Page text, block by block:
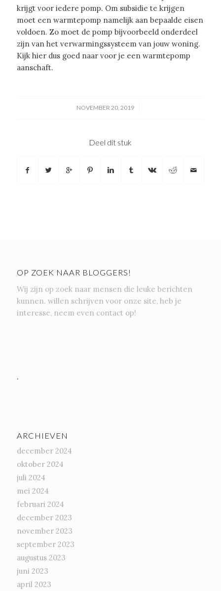
krijgt voor iedere pomp. Om subsidie te krijgen
moet een warmtepomp namelijk aan bepaalde eisen
voldoen. Zo moet de pomp bijvoorbeeld onderdeel
zijn van het verwarmingssysteem van jouw woning.
Kijk hier dus goed naar voor je een warmtepomp
aanschaft.
NOVEMBER 20, 2019
/
Deel dit stuk
OP ZOEK NAAR BLOGGERS!
Wij zijn op zoek naar mensen die leuke berichten
kunnen. willen schrijven voor onze site, heb je
interesse, neem even contact op!
.
ARCHIEVEN
december 2024
oktober 2024
juli 2024
mei 2024
februari 2024
december 2023
november 2023
september 2023
augustus 2023
juni 2023
april 2023